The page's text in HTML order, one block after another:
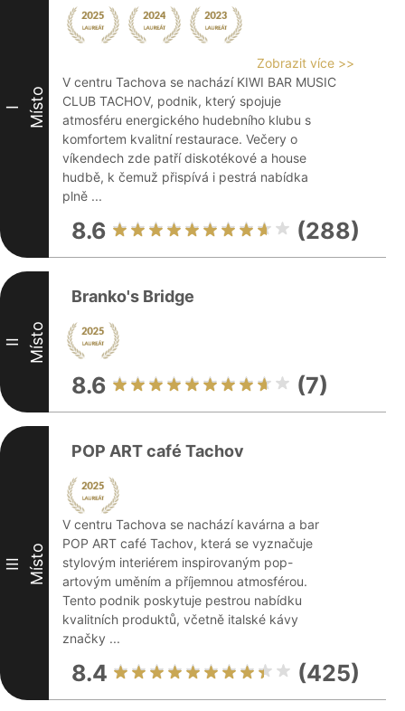
I Místo
Zobrazit více >>
V centru Tachova se nachází KIWI BAR MUSIC
CLUB TACHOV, podnik, který spojuje
atmosféru energického hudebního klubu s
komfortem kvalitní restaurace. Večery o
víkendech zde patří diskotékové a house
hudbě, k čemuž přispívá i pestrá nabídka
plně ...
8.6 (288)
II Místo
Branko's Bridge
8.6 (7)
III Místo
POP ART café Tachov
V centru Tachova se nachází kavárna a bar
POP ART café Tachov, která se vyznačuje
stylovým interiérem inspirovaným pop-
artovým uměním a příjemnou atmosférou.
Tento podnik poskytuje pestrou nabídku
kvalitních produktů, včetně italské kávy
značky ...
8.4 (425)